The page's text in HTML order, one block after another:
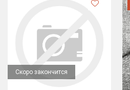
Скоро закончится